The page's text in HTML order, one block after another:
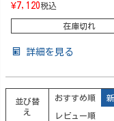
¥7,120税込
在庫切れ
詳細を見る
並び替
え
おすすめ順
レビュー順